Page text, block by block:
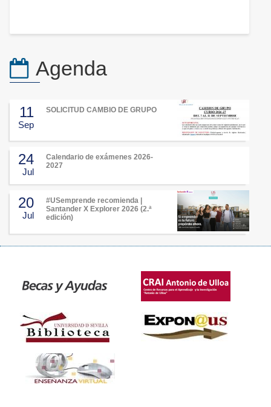
Agenda
11
Sep
SOLICITUD CAMBIO DE GRUPO
24
Jul
Calendario de exámenes 2026-
2027
20
Jul
#USemprende recomienda |
Santander X Explorer 2026 (2.ª
edición)